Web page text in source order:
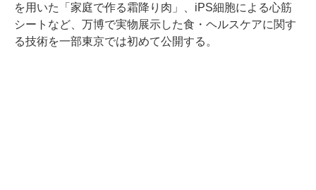
を用いた「家庭で作る霜降り肉」、iPS細胞による心筋
シートなど、万博で実物展示した食・ヘルスケアに関す
る技術を一部東京では初めて公開する。